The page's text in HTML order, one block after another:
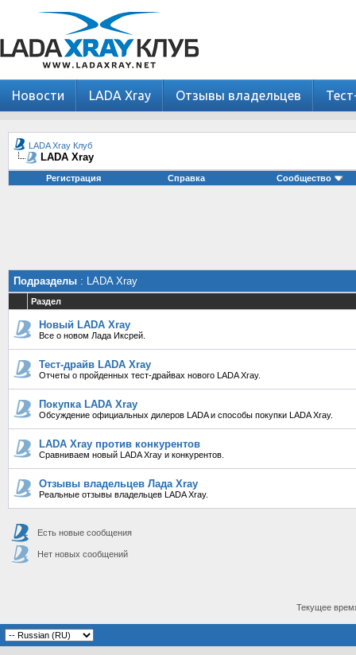
Новости LADA Xray Отзывы владельцев
LADA Xray Клуб
LADA Xray
Регистрация Справка Сообщество
Подразделы : LADA Xray
Раздел
Новый LADA Xray
Все о новом Лада Иксрей.
Тест-драйв LADA Xray
Отчеты о пройденных тест-драйвах нового LADA Xray.
Покупка LADA Xray
Обсуждение официальных дилеров LADA и способы покупки LADA Xray.
LADA Xray против конкурентов
Сравниваем новый LADA Xray и конкурентов.
Отзывы владельцев Лада Xray
Реальные отзывы владельцев LADA Xray.
Есть новые сообщения
Нет новых сообщений
Текущее